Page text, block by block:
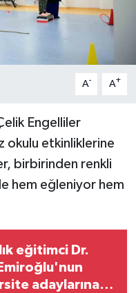
A- A+
Engelliler
okulu etkinliklerine
birbirinden renkli
hem eğleniyor hem
eğitimci Dr.
adaylarına